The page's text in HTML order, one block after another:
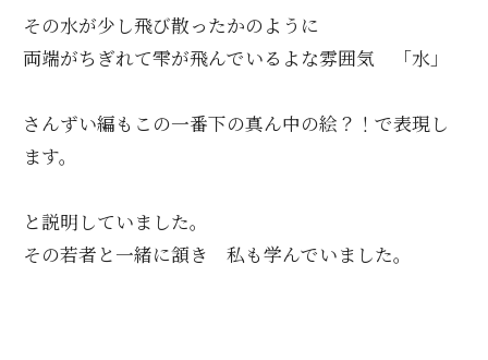
その水が少し飛び散ったかのように
両端がちぎれて雫が飛んでいるよな雰囲気 「水」
さんずい編もこの一番下の真ん中の絵？！で表現し
ます。
と説明していました。
その若者と一緒に頷き 私も学んでいました。